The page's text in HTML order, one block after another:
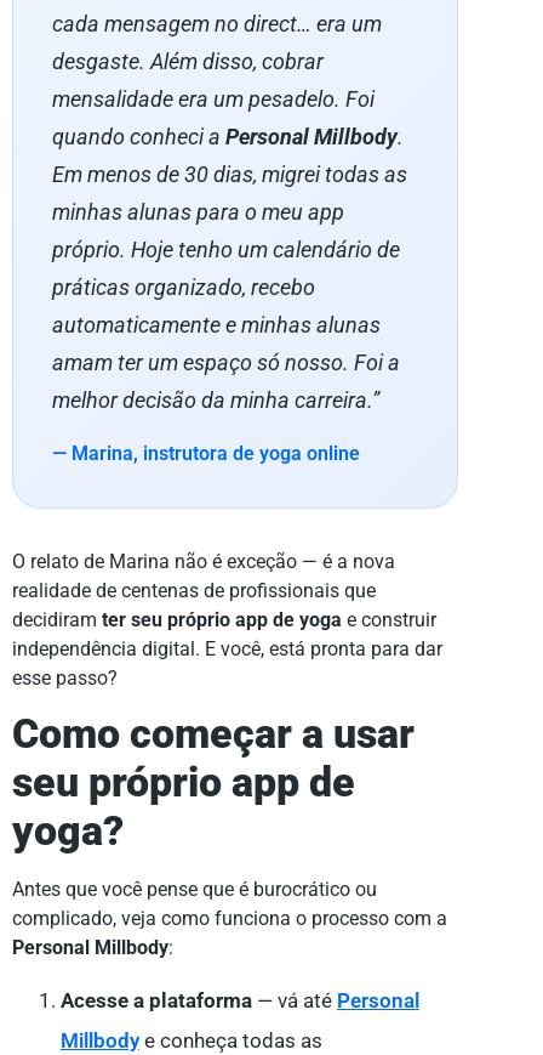
cada mensagem no direct… era um
desgaste. Além disso, cobrar
mensalidade era um pesadelo. Foi
quando conheci a Personal Millbody.
Em menos de 30 dias, migrei todas as
minhas alunas para o meu app
próprio. Hoje tenho um calendário de
práticas organizado, recebo
automaticamente e minhas alunas
amam ter um espaço só nosso. Foi a
melhor decisão da minha carreira.”
— Marina, instrutora de yoga online
O relato de Marina não é exceção — é a nova
realidade de centenas de profissionais que
decidiram ter seu próprio app de yoga e construir
independência digital. E você, está pronta para dar
esse passo?
Como começar a usar
seu próprio app de
yoga?
Antes que você pense que é burocrático ou
complicado, veja como funciona o processo com a
Personal Millbody:
Acesse a plataforma — vá até Personal
Millbodye conheça todas as